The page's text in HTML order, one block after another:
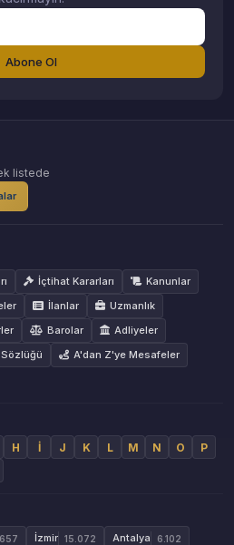
Abone Ol
listede
İçtihat Kararları
Kanunlar
İlanlar
Uzmanlık
Barolar
Adliyeler
A'dan Z'ye Mesafeler
H İ J K L M N O
P
İzmir 15.072 Antalya 6.102